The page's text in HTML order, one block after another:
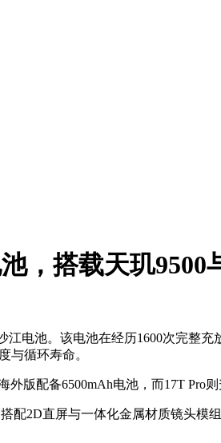
，搭载天玑9500
江电池。该电池在经历1600次完整
与循环寿命。
版配备6500mAh电池，而17T Pro
配2D直屏与一体化金属材质镜头